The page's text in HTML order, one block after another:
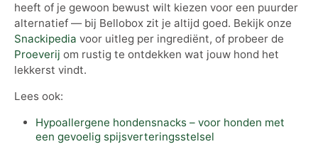
heeft of je gewoon bewust wilt kiezen voor een puurder
alternatief — bij Bellobox zit je altijd goed. Bekijk onze
Snackipedia voor uitleg per ingrediënt, of probeer de
Proeverij om rustig te ontdekken wat jouw hond het
lekkerst vindt.
Lees ook:
Hypoallergene hondensnacks – voor honden met
een gevoelig spijsverteringsstelsel